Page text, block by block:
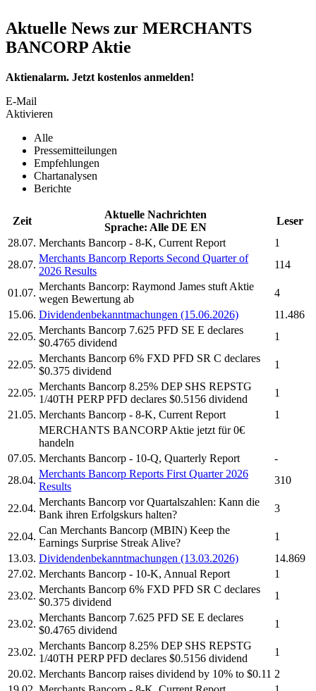
Aktuelle News zur MERCHANTS
BANCORP Aktie
Aktienalarm. Jetzt kostenlos anmelden!
E-Mail
Aktivieren
Alle
Pressemitteilungen
Empfehlungen
Chartanalysen
Berichte
Zeit
Aktuelle Nachrichten
Sprache: Alle DE EN
Leser
28.07. Merchants Bancorp - 8-K, Current Report
1
28.07.
Merchants Bancorp Reports Second Quarter of
2026 Results
114
01.07.
Merchants Bancorp: Raymond James stuft Aktie
wegen Bewertung ab
4
15.06. Dividendenbekanntmachungen (15.06.2026)
11.486
22.05.
Merchants Bancorp 7.625 PFD SE E declares
$0.4765 dividend
1
22.05.
Merchants Bancorp 6% FXD PFD SR C declares
$0.375 dividend
1
22.05.
Merchants Bancorp 8.25% DEP SHS REPSTG
1/40TH PERP PFD declares $0.5156 dividend
1
21.05. Merchants Bancorp - 8-K, Current Report
1
MERCHANTS BANCORPAktie jetzt für 0€
handeln
07.05. Merchants Bancorp - 10-Q, Quarterly Report
-
28.04.
Merchants Bancorp Reports First Quarter 2026
Results
310
22.04.
Merchants Bancorp vor Quartalszahlen: Kann die
Bank ihren Erfolgskurs halten?
3
22.04.
Can Merchants Bancorp (MBIN) Keep the
Earnings Surprise Streak Alive?
1
13.03. Dividendenbekanntmachungen (13.03.2026)
14.869
27.02. Merchants Bancorp - 10-K, Annual Report
1
23.02.
Merchants Bancorp 6% FXD PFD SR C declares
$0.375 dividend
1
23.02.
Merchants Bancorp 7.625 PFD SE E declares
$0.4765 dividend
1
23.02.
Merchants Bancorp 8.25% DEP SHS REPSTG
1/40TH PERP PFD declares $0.5156 dividend
1
20.02. Merchants Bancorp raises dividend by 10% to $0.11 2